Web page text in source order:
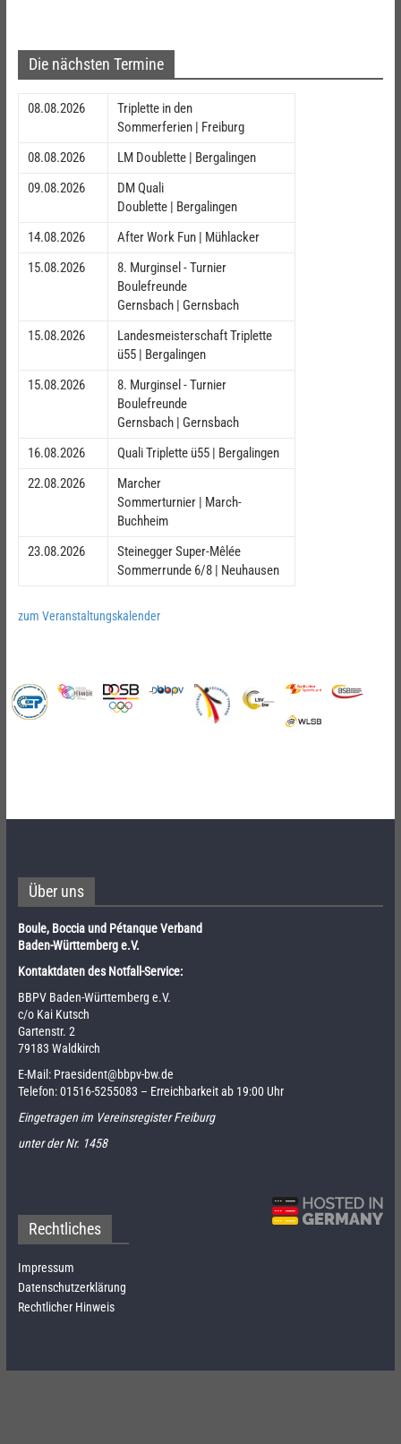
Die nächsten Termine
08.08.2026
Triplette in den
Sommerferien | Freiburg
08.08.2026
LM Doublette | Bergalingen
09.08.2026
DM Quali
Doublette | Bergalingen
14.08.2026
After Work Fun | Mühlacker
15.08.2026
8. Murginsel - Turnier
Boulefreunde
Gernsbach | Gernsbach
15.08.2026
Landesmeisterschaft Triplette
ü55 | Bergalingen
15.08.2026
8. Murginsel - Turnier
Boulefreunde
Gernsbach | Gernsbach
16.08.2026
Quali Triplette ü55 | Bergalingen
22.08.2026
Marcher
Sommerturnier | March-
Buchheim
23.08.2026
Steinegger Super-Mêlée
Sommerrunde 6/8 | Neuhausen
zum Veranstaltungskalender
Über uns
Boule, Boccia und Pétanque Verband
Baden-Württemberg e.V.
Kontaktdaten des Notfall-Service:
BBPV Baden-Württemberg e.V.
c/o Kai Kutsch
Gartenstr. 2
79183 Waldkirch
E-Mail: Praesident@bbpv-bw.de
Telefon:01516-5255083 – Erreichbarkeit ab 19:00 Uhr
Eingetragen im Vereinsregister Freiburg
unter der Nr. 1458
Rechtliches
Impressum
Datenschutzerklärung
Rechtlicher Hinweis